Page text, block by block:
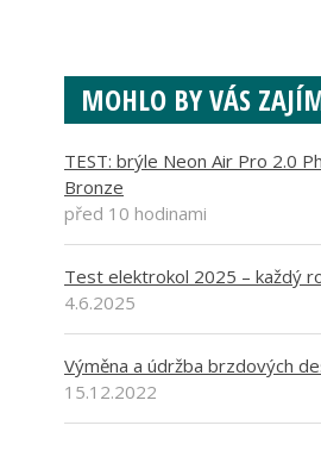
MOHLO BY VÁS
TEST: brýle Neon Air Pro 2.0
Bronze
před 10 hodinami
Test elektrokol 2025 – každý
4.6.2025
Výměna a údržba brzdových
15.12.2022